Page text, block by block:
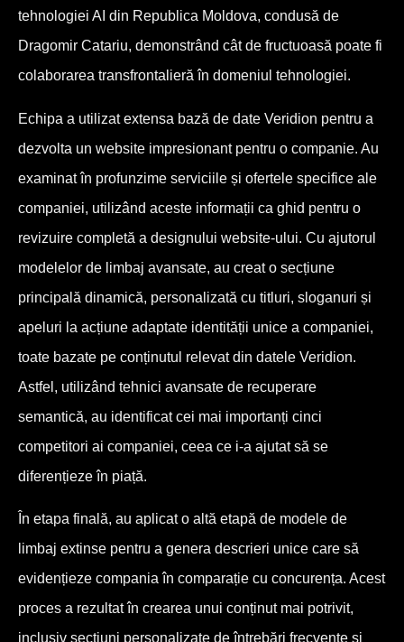
tehnologiei AI din Republica Moldova, condusă de
Dragomir Catariu, demonstrând cât de fructuoasă poate fi
colaborarea transfrontalieră în domeniul tehnologiei.
Echipa a utilizat extensa bază de date Veridion pentru a
dezvolta un website impresionant pentru o companie. Au
examinat în profunzime serviciile și ofertele specifice ale
companiei, utilizând aceste informații ca ghid pentru o
revizuire completă a designului website-ului. Cu ajutorul
modelelor de limbaj avansate, au creat o secțiune
principală dinamică, personalizată cu titluri, sloganuri și
apeluri la acțiune adaptate identității unice a companiei,
toate bazate pe conținutul relevat din datele Veridion.
Astfel, utilizând tehnici avansate de recuperare
semantică, au identificat cei mai importanți cinci
competitori ai companiei, ceea ce i-a ajutat să se
diferențieze în piață.
În etapa finală, au aplicat o altă etapă de modele de
limbaj extinse pentru a genera descrieri unice care să
evidențieze compania în comparație cu concurența. Acest
proces a rezultat în crearea unui conținut mai potrivit,
inclusiv secțiuni personalizate de întrebări frecvente și